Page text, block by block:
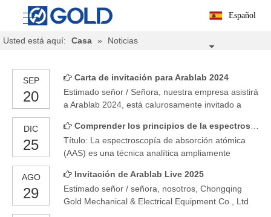
Español
Usted está aquí: Casa » Noticias
SEP
20
Carta de invitación para Arablab 2024
Estimado señor / Señora, nuestra empresa asistirá
a Arablab 2024, está calurosamente invitado a
como a continuación. Nombre de Ejecución:
Arablab 2024 EXPERIO PERÍODO: 24 de
septiembre ~ 26 de septiembre, 2024 (10: 00 ~ 18:
Exhibition Center, Sheikh Saeed Halls 1, 2 y 3
DIC
25
Comprender los principios de la espectroscopía de absorción atómica
Título: La espectroscopía de absorción atómica
(AAS) es una técnica analítica ampliamente
elementos específicos dentro de una muestra.
Este método se basa en el principio de que los
átomos gaseosos libres absorben la luz a
AGO
29
Invitación de Arablab Live 2025
Estimado señor / señora, nosotros, Chongqing
Gold Mechanical & Electrical Equipment Co., Ltd